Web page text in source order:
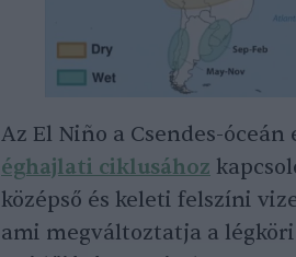
Az El Niño a Csendes-
éghajlati ciklusához
középső és keleti felszíni
ami megváltoztatja a